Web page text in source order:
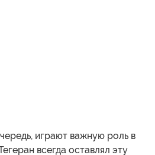
играют важную роль в
всегда оставлял эту